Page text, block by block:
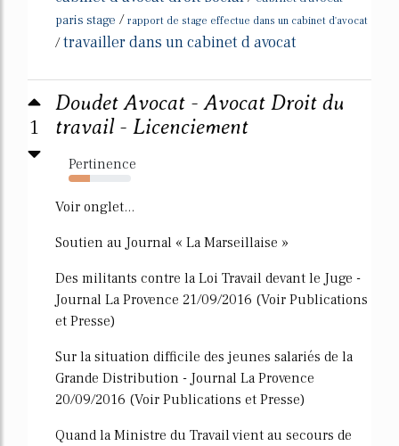
paris stage / rapport de stage effectue dans un cabinet d'avocat
/travailler dans un cabinet d avocat
1
Doudet Avocat - Avocat Droit du
travail - Licenciement
Pertinence
34%
Voir onglet...
Soutien au Journal « La Marseillaise »
Des militants contre la Loi Travail devant le Juge -
Journal La Provence 21/09/2016 (Voir Publications
et Presse)
Sur la situation difficile des jeunes salariés de la
Grande Distribution - Journal La Provence
20/09/2016 (Voir Publications et Presse)
Quand la Ministre du Travail vient au secours de